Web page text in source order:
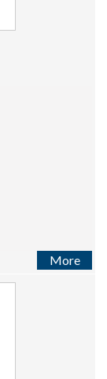
More